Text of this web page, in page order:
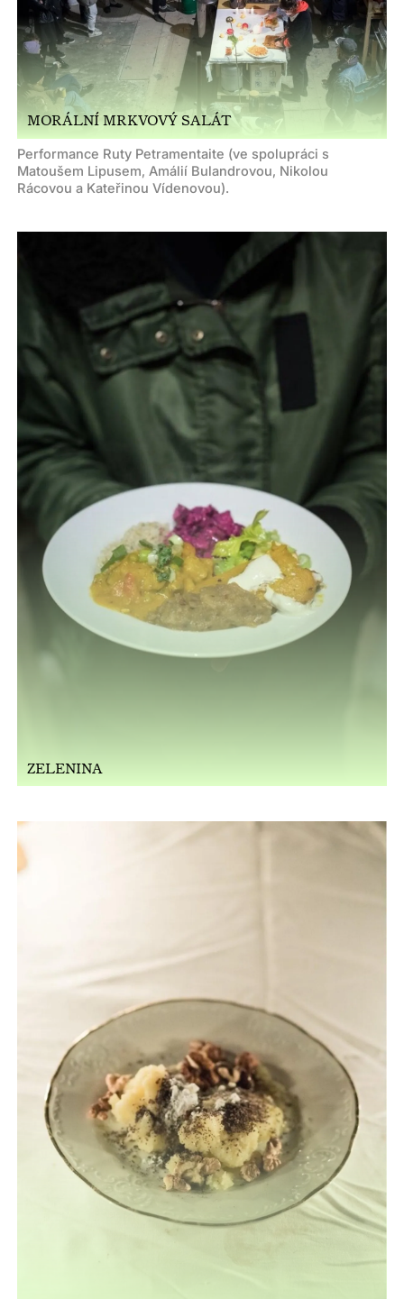
MORÁLNÍ MRKVOVÝ SALÁT
Performance Ruty Petramentaite (ve spolupráci s
Matoušem Lipusem, Amálií Bulandrovou, Nikolou
Rácovou a Kateřinou Vídenovou).
ZELENINA